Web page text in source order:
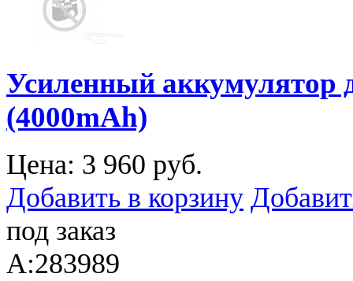
Усиленный аккумулятор
(4000mAh)
Цена: 3 960 руб.
Добавить в корзину
под заказ
A:283989